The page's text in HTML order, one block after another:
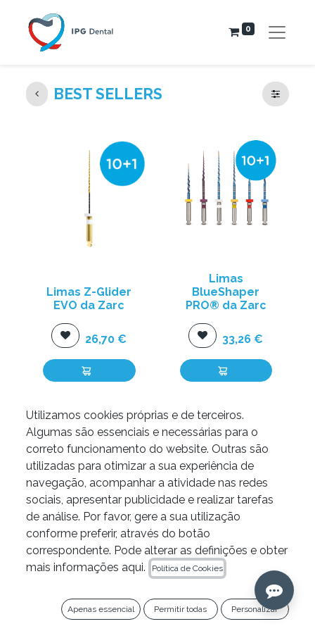
0
BEST SELLERS
Limas Z-Glider
EVO da Zarc
26,70 €
Limas
BlueShaper
PRO® da Zarc
33,26 €
Limas Excalibur
Zarc
Lâmpada da
polimerização
KIRA da Kiyomi
Dental
Utilizamos cookies próprias e de terceiros.
Algumas são essenciais e necessárias para o
correto funcionamento do website. Outras são
utilizadas para otimizar a sua experiência de
navegação, acompanhar a atividade nas redes
sociais, apresentar publicidade e realizar tarefas
de análise. Por favor, gere a sua utilização
conforme preferir, através do botão
correspondente. Pode alterar as definições e obter
mais informações aqui.
Política de Cookies
Apenas essencial Permitir todas Personalizar